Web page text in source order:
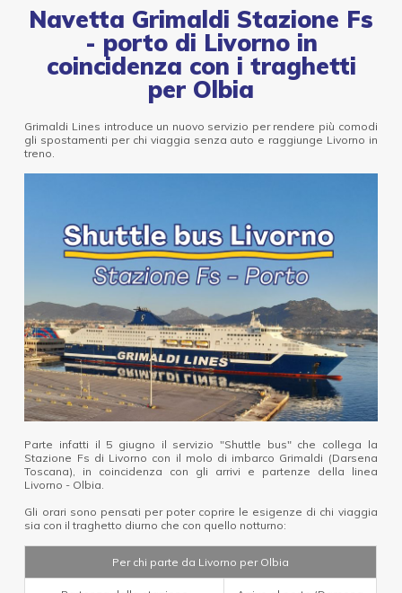
Navetta Grimaldi Stazione Fs
- porto di Livorno in
coincidenza con i traghetti
per Olbia
Grimaldi Lines introduce un nuovo servizio per rendere più comodi
gli spostamenti per chi viaggia senza auto e raggiunge Livorno in
treno.
Parte infatti il 5 giugno il servizio "Shuttle bus" che collega la
Stazione Fs di Livorno con il molo di imbarco Grimaldi (Darsena
Toscana), in coincidenza con gli arrivi e partenze della linea
Livorno - Olbia.
Gli orari sono pensati per poter coprire le esigenze di chi viaggia
sia con il traghetto diurno che con quello notturno:
Per chi parte da Livorno per Olbia